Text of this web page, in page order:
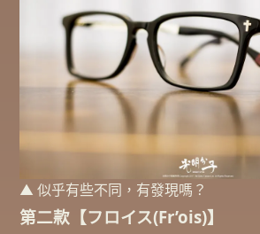
▲ 似乎有些不同，有發現嗎？
第二款【フロイス(Fr’ois)】